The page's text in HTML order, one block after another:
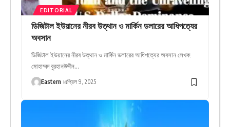
EDITORIAL
ডিজিটাল ইউয়ানের নীরব উত্থান ও মার্কিন ডলারের আধিপত্যের
অবসান
ডিজিটাল ইউয়ানের নীরব উত্থান ও মার্কিন ডলারের আধিপত্যের অবসান লেখক:
মোহাম্মদ বুরহানউদ্দীন…
Eastern এপ্রিল 9, 2025